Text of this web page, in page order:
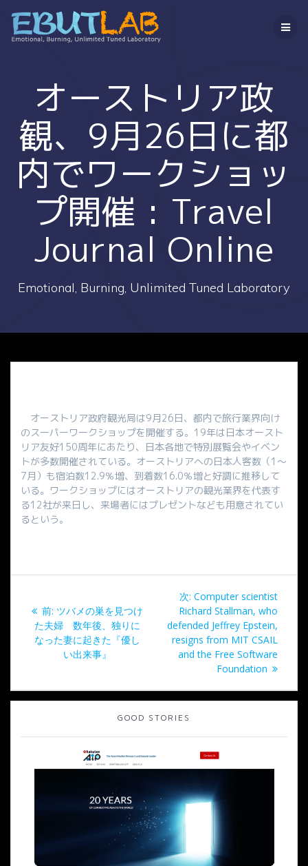
ン
テ
ス
ッ
プ
オーストリア政
観、9月26日に都
内でワークショッ
プ開催 : Travel
Journal Online
Emotional, Burning, Unlimited Tuned Laboratory
オーストリア政府観光局は9月26日、都内で旅行業界向け
のスーパーワークショップを開催する。19年は日本オースト
リア友好150周年にあたり、日本各地で特別展覧会やイベン
トが多数開催されている。オーストリアへの日本人客数（1～
7月）も宿泊数12.9％増、到着数16.0％増と好調に推移して
いる。ワークショップにはオーストリアの観光業界を代表す
る12社が来日し、来場者にはプレゼントなども用意されてい
るという。
稿
ゲ
ー
前: 過
去
の
投
ツバメの巣を見つけ
た夫婦 数年後、独りに
なった妻に起きた『優し
い出来事』
次: 次
の
投
稿:
Computer scientist
Richard Stallman, who
defended Jeffrey Epstein,
resigns from MIT CSAIL
and the Free Software
Foundation
GOOD STORIES